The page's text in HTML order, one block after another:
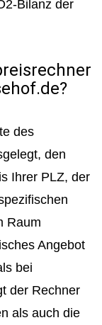
Bilanz der
des
den
Ihrer PLZ, der
Raum
Angebot
bei
der Rechner
als auch die